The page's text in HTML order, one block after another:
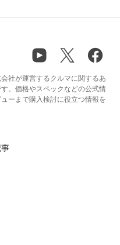
社が運営するクルマに関するあ
。価格やスペックなどの公式情
ーまで購入検討に役立つ情報を